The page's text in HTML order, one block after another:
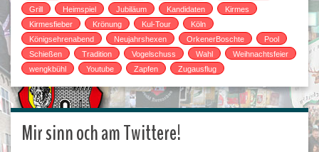
Grill
Heimspiel Jubiläum Kandidaten
Kirmes
Kirmesfieber
Krönung Kul-Tour
Köln
Königsehrenabend
Neujahrshexen OrkenerBoschte
Pool
Schießen
Tradition Vogelschuss Wahl
Weihnachtsfeier
wengkbühl
Youtube Zapfen Zugausflug
Mir sinn och am Twittere!